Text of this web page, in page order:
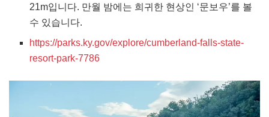
21m입니다. 만월 밤에는 희귀한 현상인 ‘문보우’를 볼
수 있습니다.
https://parks.ky.gov/explore/cumberland-falls-state-
resort-park-7786